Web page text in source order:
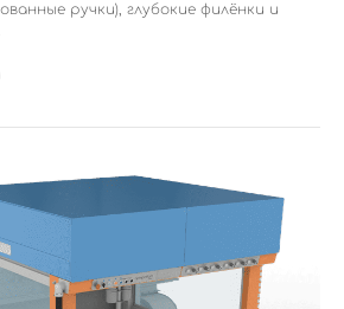
ручки), глубокие филёнки и